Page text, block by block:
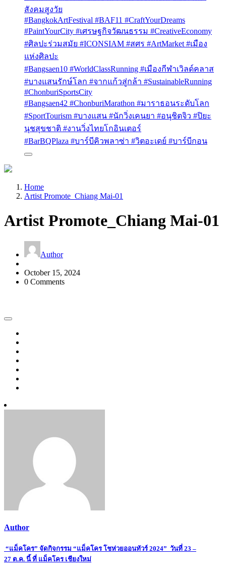
สังคมสูงวัย
#BangkokArtFestival #BAF11 #CraftYourDreams
#PaintYourCity #เศรษฐกิจวัฒนธรรม #CreativeEconomy
#ศิลปะร่วมสมัย #ICONSIAM #สศร #ArtMarket #เมือง
แห่งศิลปะ
#Bangsaen10 #WorldClassRunning #เมืองกีฬาเวิลด์คลาส
#บางแสนรักษ์โลก #จากแก้วสู่กล้า #SustainableRunning
#ChonburiSportsCity
#Bangsaen42 #ChonburiMarathon #มาราธอนระดับโลก
#SportTourism #บางแสน #นักวิ่งเคนยา #อนุชิตจิว #ปิยะ
นุชสุขชาติ #งานวิ่งไทยโกอินเตอร์
#BarBQPlaza #บาร์บีคิวพลาซ่า #วิตอะเดย์ #บาร์บีกอน
Home
Artist Promote_Chiang Mai-01
Artist Promote_Chiang Mai-01
Author
October 15, 2024
0 Comments
Author
Post
navigation
“แม็คโคร” จัดกิจกรรม “แม็คโคร โชห่วยออนทัวร์ 2024” วันที่ 23 –
27 ต.ค. นี้ ที่ แม็คโคร เชียงใหม่